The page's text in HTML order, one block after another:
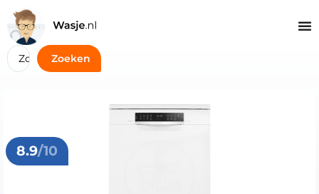
Zoeken
8.9/10